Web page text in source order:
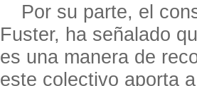
Por su parte, el
Fuster, ha señalado
es una manera de
este colectivo aporta